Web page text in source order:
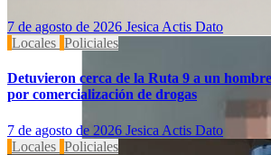
7 de agosto de 2026 Jesica Actis Dato
Locales Policiales
Detuvieron cerca de la Ruta 9 a un
por comercialización de drogas
7 de agosto de 2026 Jesica Actis Dato
Locales Policiales